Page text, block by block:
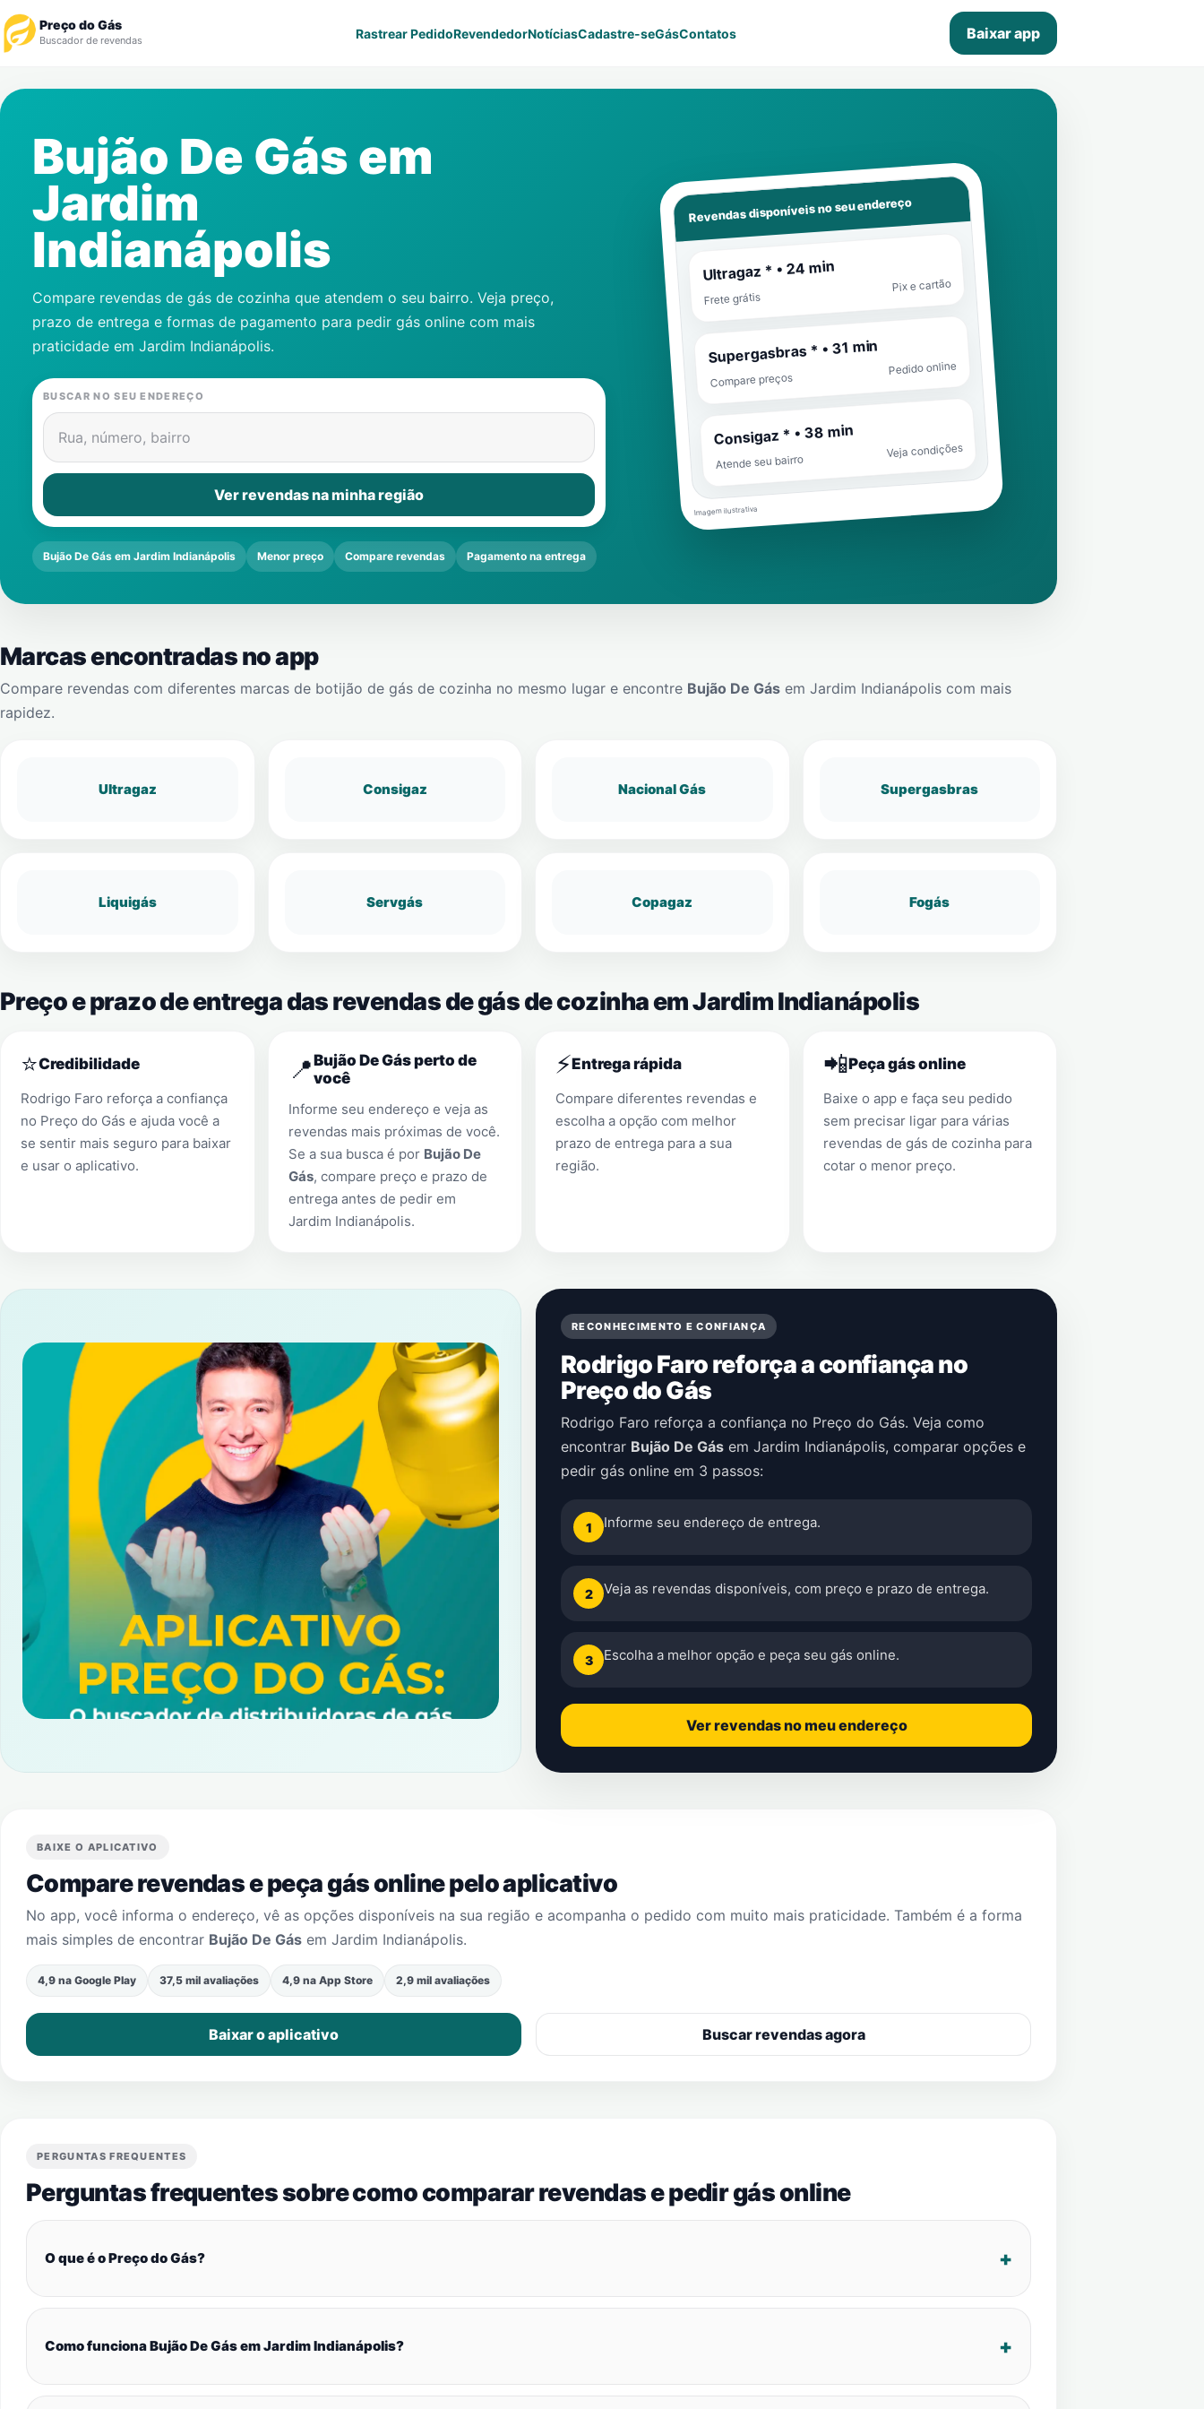
Preço do Gás
Buscador de revendas Rastrear PedidoRevendedorNotíciasCadastre-seGásContatos Baixar app
Revendedor
Notícias
Cadastre-se
Contatos
Bujão De Gás em
Jardim
Indianápolis
Compare revendas de gás de cozinha que atendem o seu bairro. Veja preço,
prazo de entrega e formas de pagamento para pedir gás online com mais
praticidade em Jardim Indianápolis.
BUSCAR NO SEU ENDEREÇO
Rua, número, bairro
Ver revendas na minha região
Bujão De Gás em Jardim Indianápolis Menor preço Compare revendas Pagamento na entrega
Revendas disponíveis no seu endereço
Ultragaz * • 24 min
Frete grátis
Pix e cartão
Supergasbras * • 31 min
Compare preços
Pedido online
Consigaz * • 38 min
Atende seu bairro
Veja condições
Imagem ilustrativa
Marcas encontradas no app
Compare revendas com diferentes marcas de botijão de gás de cozinha no mesmo lugar e encontre Bujão De Gás em Jardim Indianápolis com mais
rapidez.
Ultragaz Consigaz Nacional Gás Supergasbras
Liquigás Servgás Copagaz Fogás
Preço e prazo de entrega das revendas de gás de cozinha em Jardim Indianápolis
⭐Credibilidade
Rodrigo Faro reforça a confiança
no Preço do Gás e ajuda você a
se sentir mais seguro para baixar
e usar o aplicativo.
📍Bujão De Gás perto de
você
Informe seu endereço e veja as
revendas mais próximas de você.
Se a sua busca é por Bujão De
Gás, compare preço e prazo de
entrega antes de pedir em
Jardim Indianápolis.
⚡Entrega rápida
Compare diferentes revendas e
escolha a opção com melhor
prazo de entrega para a sua
região.
📲Peça gás online
Baixe o app e faça seu pedido
sem precisar ligar para várias
revendas de gás de cozinha para
cotar o menor preço.
RECONHECIMENTO E CONFIANÇA
Rodrigo Faro reforça a confiança no
Preço do Gás
Rodrigo Faro reforça a confiança no Preço do Gás. Veja como
encontrar Bujão De Gás em Jardim Indianápolis, comparar opções e
pedir gás online em 3 passos:
1 Informe seu endereço de entrega.
2 Veja as revendas disponíveis, com preço e prazo de entrega.
3 Escolha a melhor opção e peça seu gás online.
Ver revendas no meu endereço
BAIXE O APLICATIVO
Compare revendas e peça gás online pelo aplicativo
No app, você informa o endereço, vê as opções disponíveis na sua região e acompanha o pedido com muito mais praticidade. Também é a forma
mais simples de encontrar Bujão De Gás em Jardim Indianápolis.
4,9 na Google Play 37,5 mil avaliações 4,9 na App Store 2,9 mil avaliações
Baixar o aplicativo Buscar revendas agora
PERGUNTAS FREQUENTES
Perguntas frequentes sobre como comparar revendas e pedir gás online
O que é o Preço do Gás?
Como funciona Bujão De Gás em Jardim Indianápolis?